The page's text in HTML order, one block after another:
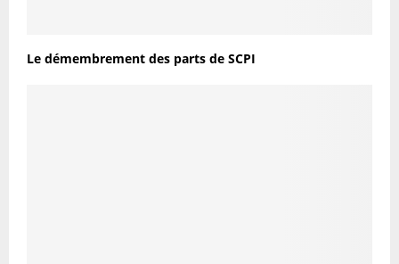
Le démembrement des parts de SCPI